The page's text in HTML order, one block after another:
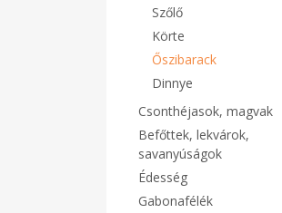
Szőlő
Körte
Őszibarack
Dinnye
Csonthéjasok, magvak
Befőttek, lekvárok,
savanyúságok
Édesség
Gabonafélék